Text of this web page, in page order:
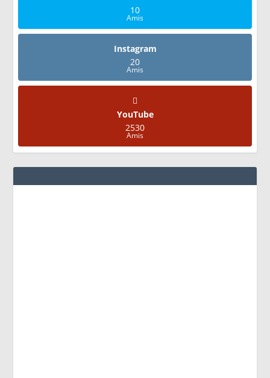
10
Amis
Instagram
20
Amis
YouTube
2530
Amis